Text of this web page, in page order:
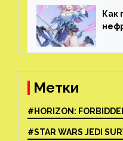
Как
Метки
#HORIZON:
#STAR WARS JEDI